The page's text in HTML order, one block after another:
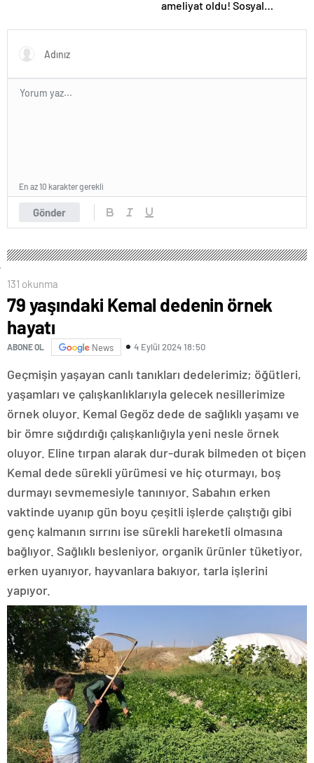
ameliyat oldu! Sosyal
paylaştı
Gönder
En az 10 karakter gerekli
131 okunma
79 yaşındaki Kemal dedenin örnek
hayatı
ABONE OL News 4 Eylül 2024 18:50
Geçmişin yaşayan canlı tanıkları dedelerimiz; öğütleri,
yaşamları ve çalışkanlıklarıyla gelecek nesillerimize
örnek oluyor. Kemal Gegöz dede de sağlıklı yaşamı ve
bir ömre sığdırdığı çalışkanlığıyla yeni nesle örnek
oluyor. Eline tırpan alarak dur-durak bilmeden ot biçen
Kemal dede sürekli yürümesi ve hiç oturmayı, boş
durmayı sevmemesiyle tanınıyor. Sabahın erken
vaktinde uyanıp gün boyu çeşitli işlerde çalıştığı gibi
genç kalmanın sırrını ise sürekli hareketli olmasına
bağlıyor. Sağlıklı besleniyor, organik ürünler tüketiyor,
erken uyanıyor, hayvanlara bakıyor, tarla işlerini
yapıyor.